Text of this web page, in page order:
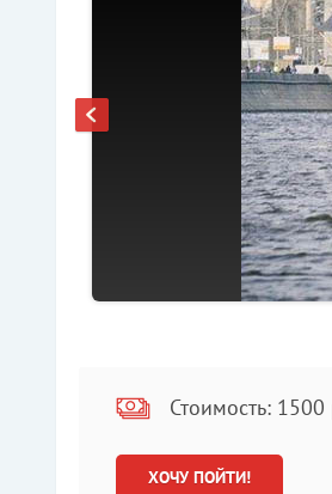
Стоимость:
ХОЧУ ПОЙТИ!